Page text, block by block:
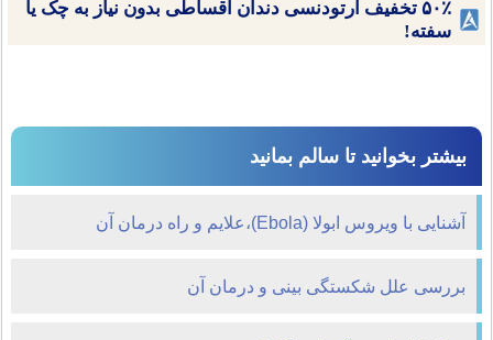
۵۰٪ تخفیف ارتودنسی دندان اقساطی بدون نیاز به چک یا
سفته!
بیشتر بخوانید تا سالم بمانید
آشنایی با ویروس ابولا (Ebola)،علایم و راه درمان آن
بررسی علل شکستگی بینی و درمان آن